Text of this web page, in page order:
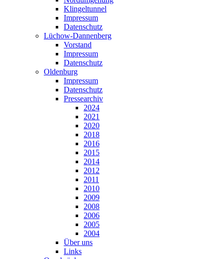
Klingeltunnel
Impressum
Datenschutz
Lüchow-Dannenberg
Vorstand
Impressum
Datenschutz
Oldenburg
Impressum
Datenschutz
Pressearchiv
2024
2021
2020
2018
2016
2015
2014
2012
2011
2010
2009
2008
2006
2005
2004
Über uns
Links